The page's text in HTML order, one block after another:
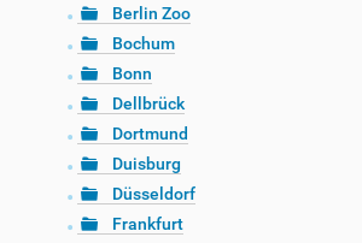
Berlin Zoo
Bochum
Bonn
Dellbrück
Dortmund
Duisburg
Düsseldorf
Frankfurt